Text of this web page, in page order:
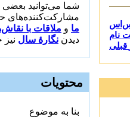
نام
قبلی
شما می‌توانید
مشارکت‌کننده‌های
ما و ملاقات با
دیدن نگارهٔ سال
محتویات
بنا به موضوع